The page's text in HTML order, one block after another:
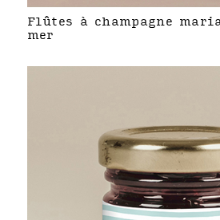
Flûtes à champagne
mer